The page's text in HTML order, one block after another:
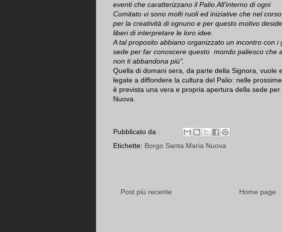
eventi che caratterizzano il Palio.All'interno di ogni
Comitato vi sono molti ruoli ed iniziative che nel
per la creatività di ognuno e per questo motivo
liberi di interpretare le loro idee.
A tal proposito abbiano organizzato un incontro con
sede per far conoscere questo mondo paliesco che
non ti abbandona più".
Quella di domani sera, da parte della Signora, vuole
legate a diffondere la cultura del Palio: nelle
è prevista una vera e propria apertura della sede
Nuova.
Pubblicato da
Etichette: Borgo Santa Maria Nuova
Post più recente Home page